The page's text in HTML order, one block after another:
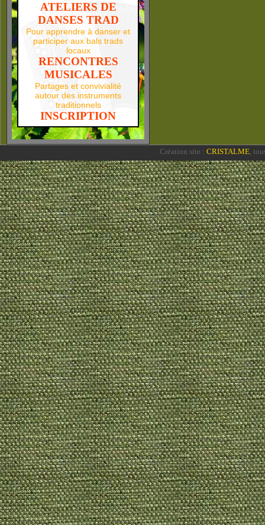
ATELIERS DE
DANSES TRAD
Pour apprendre à danser et
participer aux bals trads
locaux
RENCONTRES
MUSICALES
Partages et convivialité
autour des instruments
traditionnels
INSCRIPTION
Création site : CRISTALME,